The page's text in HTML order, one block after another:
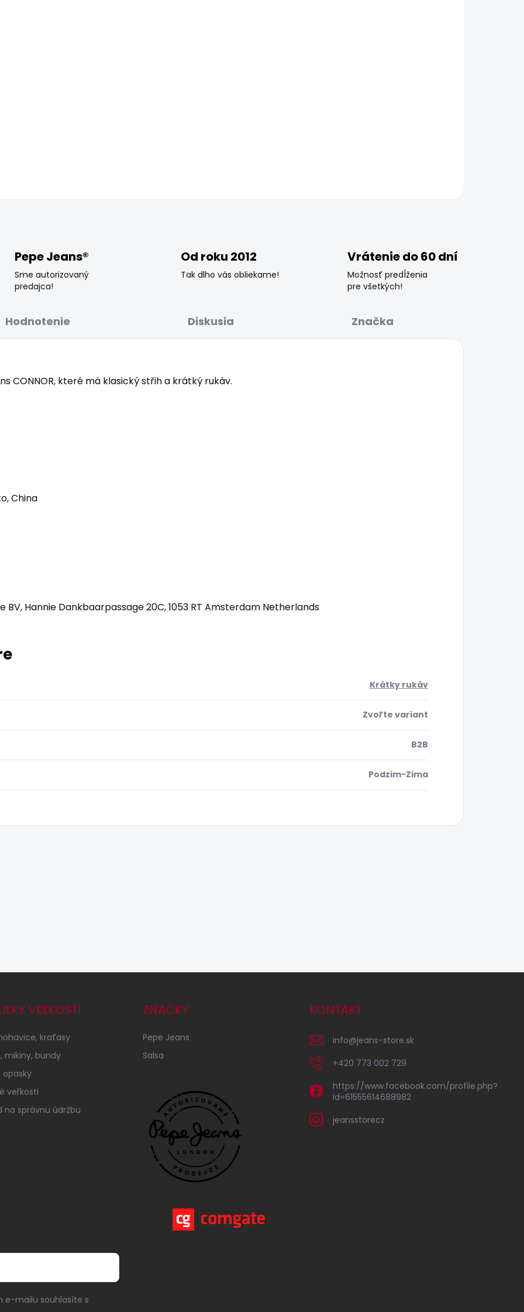
Pepe Jeans®
Sme autorizovaný
predajca!
Od roku 2012
Tak dlho vás obliekame!
Vrátenie do 60 dní
Možnosť predĺženia
pre všetkých!
Hodnotenie Diskusia Značka
CONNOR, které má klasický střih a krátký rukáv.
China
BV, Hannie Dankbaarpassage 20C, 1053 RT Amsterdam Netherlands
Krátky rukáv
Zvoľte variant
B2B
Podzim-Zima
VEĽKOSTÍ
kraťasy
mikiny, bundy
opasky
veľkosti
na správnu údržbu
ZNAČKY
Pepe Jeans
Salsa
KONTAKT
info@jeans-store.sk
+420 773 002 729
https://www.facebook.com/profile.php?
id=61555614688982
jeansstorecz
e-mailu souhlasíte s